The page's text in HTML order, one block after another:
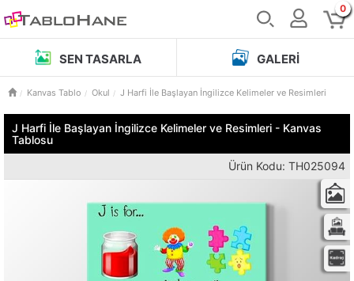
0
SEN TASARLA GALERI
Kanvas Tablo Okul J Harfi İle Başlayan İngilizce Kelimeler ve Resimleri
J Harfi İle Başlayan İngilizce Kelimeler ve Resimleri - Kanvas
Tablosu
Ürün Kodu: TH025094